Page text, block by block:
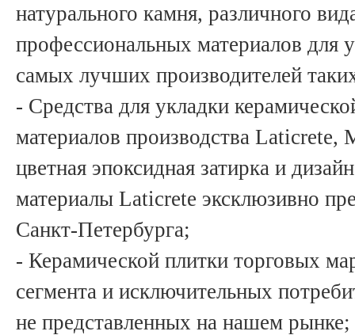
натурального камня, различного
профессиональных материалов для
самых лучших производителей
- Средства для укладки
материалов производства
цветная эпоксидная затирка и
материалы Laticrete эксклюзивно
Санкт-Петербурга;
- Керамической плитки торговых
сегмента и исключительных
не представленных на нашем рынке;